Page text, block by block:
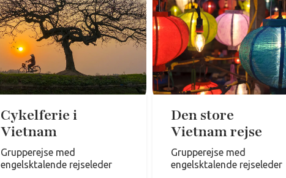
Cykelferie i
Vietnam
Grupperejse med
engelsktalende rejseleder
Den store
Vietnam rejse
Grupperejse med
engelsktalende rejseleder